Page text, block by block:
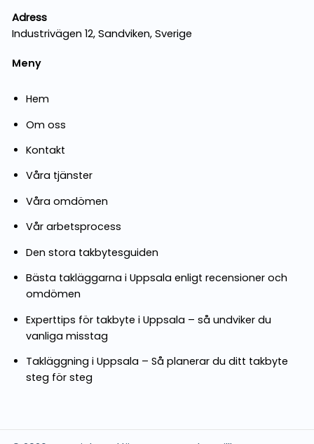
Adress
Industrivägen 12, Sandviken, Sverige
Meny
Hem
Om oss
Kontakt
Våra tjänster
Våra omdömen
Vår arbetsprocess
Den stora takbytesguiden
Bästa takläggarna i Uppsala enligt recensioner och
omdömen
Experttips för takbyte i Uppsala – så undviker du
vanliga misstag
Takläggning i Uppsala – Så planerar du ditt takbyte
steg för steg